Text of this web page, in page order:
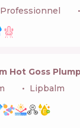
Hot Goss
Lipbalm